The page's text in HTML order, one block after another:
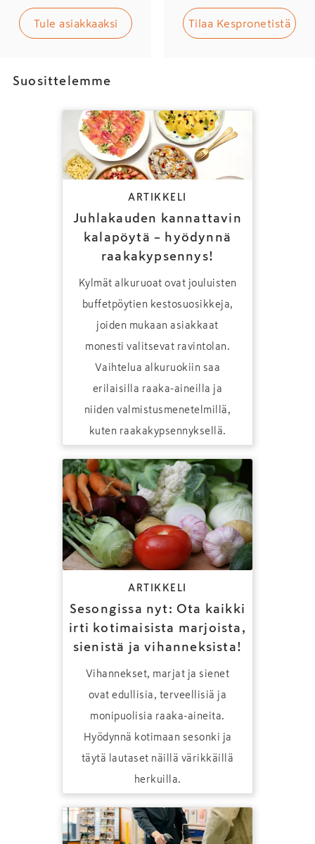
Tule asiakkaaksi Tilaa Kespronetistä
Suosittelemme
ARTIKKELI
Juhlakauden kannattavin
kalapöytä – hyödynnä
raakakypsennys!
Kylmät alkuruoat ovat jouluisten
buffetpöytien kestosuosikkeja,
joiden mukaan asiakkaat
monesti valitsevat ravintolan.
Vaihtelua alkuruokiin saa
erilaisilla raaka-aineilla ja
niiden valmistusmenetelmillä,
kuten raakakypsennyksellä.
ARTIKKELI
Sesongissa nyt: Ota kaikki
irti kotimaisista marjoista,
sienistä ja vihanneksista!
Vihannekset, marjat ja sienet
ovat edullisia, terveellisiä ja
monipuolisia raaka-aineita.
Hyödynnä kotimaan sesonki ja
täytä lautaset näillä värikkäillä
herkuilla.